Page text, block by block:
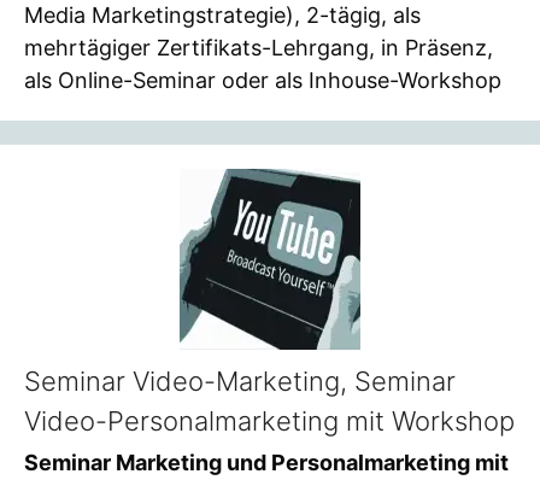
Media Marketingstrategie), 2-tägig, als
mehrtägiger Zertifikats-Lehrgang, in Präsenz,
als Online-Seminar oder als Inhouse-Workshop
Seminar Video-Marketing, Seminar
Video-Personalmarketing mit Workshop
Seminar Marketing und Personalmarketing mit